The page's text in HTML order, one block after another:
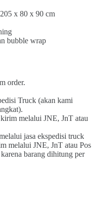
x 80 x 90 cm
bubble wrap
order.
Truck (akan kami
melalui JNE, JnT atau
jasa ekspedisi truck
melalui JNE, JnT atau Pos
barang dihitung per